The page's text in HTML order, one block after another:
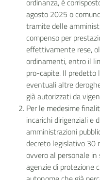
ordinanza, è
agosto 2025 o
tramite delle
compenso per
effettivamente rese,
ordinamenti, entro il
pro-capite. Il predetto
eventuali altre
già autorizzati da
Per le medesime
incarichi dirigenziali e
amministrazioni
decreto legislativo 30
ovvero al personale in
agenzie di protezione